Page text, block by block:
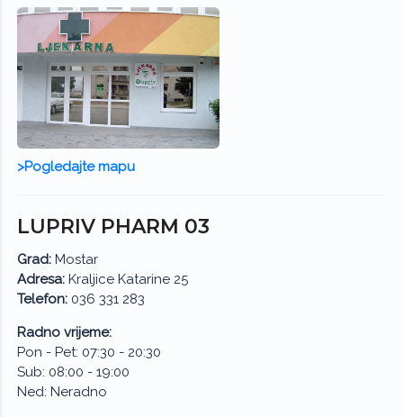
>Pogledajte mapu
LUPRIV PHARM 03
Grad: Mostar
Adresa: Kraljice Katarine 25
Telefon: 036 331 283
Radno vrijeme:
Pon - Pet: 07:30 - 20:30
Sub: 08:00 - 19:00
Ned: Neradno